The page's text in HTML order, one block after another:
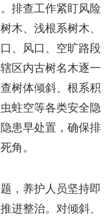
排查工作紧盯风险
木、浅根系树木、
、风口、空旷路段
区内古树名木逐一
树体倾斜、根系积
蛀空等各类安全隐
患早处置，确保排
角。
养护人员坚持即
进整治。对倾斜、